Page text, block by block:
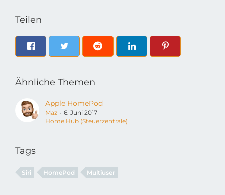
Teilen
Ähnliche Themen
Apple HomePod
Maz
6. Juni 2017
Home Hub (Steuerzentrale)
Tags
Siri HomePod Multiuser